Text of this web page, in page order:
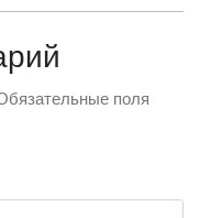
поля